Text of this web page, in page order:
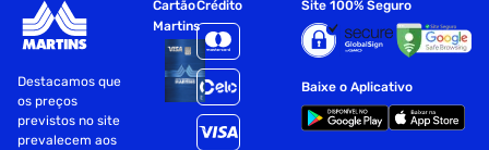
Destacamos que
os preços
previstos no site
prevalecem aos
Cartão
Martins
Crédito Site 100% Seguro
Baixe o Aplicativo